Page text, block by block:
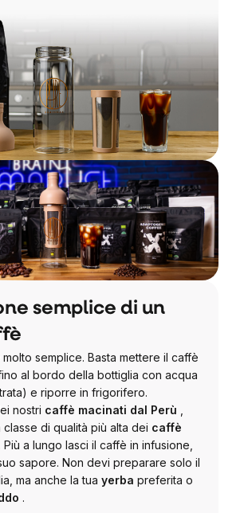
semplice di un
semplice. Basta mettere il caffè
al bordo della bottiglia con acqua
e riporre in frigorifero.
nostri caffè macinati dal Perù
di qualità più alta dei caffè
Più a lungo lasci il caffè in infusione,
sapore. Non devi preparare solo il
ma anche la tua yerba preferita o
.